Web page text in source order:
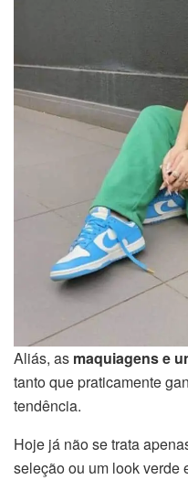
Aliás, as maquiagens e
tanto que praticamente
tendência.
Hoje já não se trata
seleção ou um look verde